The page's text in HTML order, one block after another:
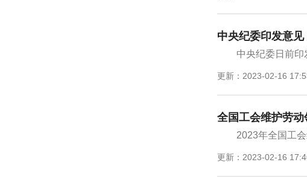
中央纪委印发意
中央纪委日前印
更新：2023-02-16
全国工会维护劳
2023年全国工
更新：2023-02-16